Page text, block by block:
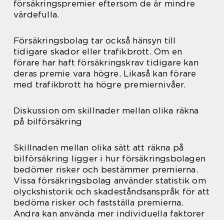
försäkringspremier eftersom de är mindre
värdefulla.
Försäkringsbolag tar också hänsyn till
tidigare skador eller trafikbrott. Om en
förare har haft försäkringskrav tidigare kan
deras premie vara högre. Likaså kan förare
med trafikbrott ha högre premiernivåer.
Diskussion om skillnader mellan olika räkna
på bilförsäkring
Skillnaden mellan olika sätt att räkna på
bilförsäkring ligger i hur försäkringsbolagen
bedömer risker och bestämmer premierna.
Vissa försäkringsbolag använder statistik om
olyckshistorik och skadeståndsanspråk för att
bedöma risker och fastställa premierna.
Andra kan använda mer individuella faktorer